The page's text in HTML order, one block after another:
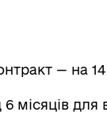
— на 14
місяців